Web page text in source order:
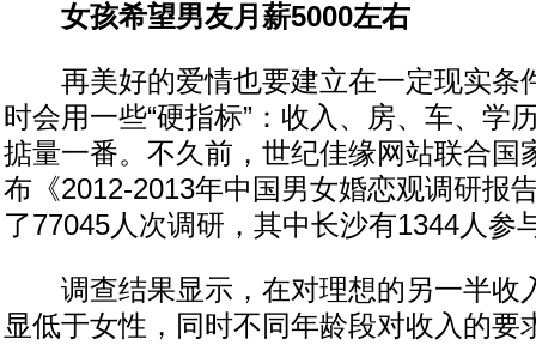
女孩希望男友月薪5000左右
再美好的爱情也要建立在一定现实条
时会用一些“硬指标”：收入、房、车、学
掂量一番。不久前，世纪佳缘网站联合国
布《2012-2013年中国男女婚恋观调研报
了77045人次调研，其中长沙有1344人参
调查结果显示，在对理想的另一半收
显低于女性，同时不同年龄段对收入的要